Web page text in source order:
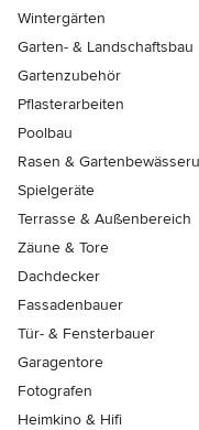
Wintergärten
Garten- & Landschaftsbau
Gartenzubehör
Pflasterarbeiten
Poolbau
Rasen &
Spielgeräte
Terrasse & Außenbereich
Zäune & Tore
Dachdecker
Fassadenbauer
Tür- & Fensterbauer
Garagentore
Fotografen
Heimkino & Hifi